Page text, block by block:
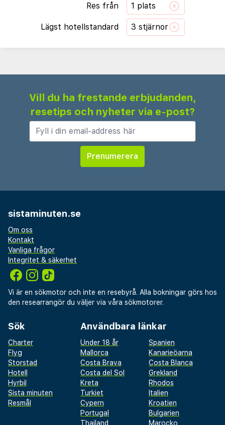
Res från 1 plats
Lägst hotellstandard 3 stjärnor
Vill du ha frestande erbjudanden,
resetips och nyheter via e-post?
sistaminuten.se
Om oss
Kontakt
Vanliga frågor
Integritet & säkerhet
Vi är en sökmotor och inte en resebyrå. Alla bokningar görs hos
den researrangör du väljer via våra sökmotorer.
Sök
Charter
Flyg
Storstad
Hotell
Hyrbil
Sista minuten
Resmål
Användbara länkar
Under 18 år
Spanien
Mallorca
Kanarieöarna
Costa Brava
Costa Blanca
Costa del Sol
Grekland
Kreta
Rhodos
Turkiet
Italien
Cypern
Kroatien
Portugal
Bulgarien
Thailand
Marocko